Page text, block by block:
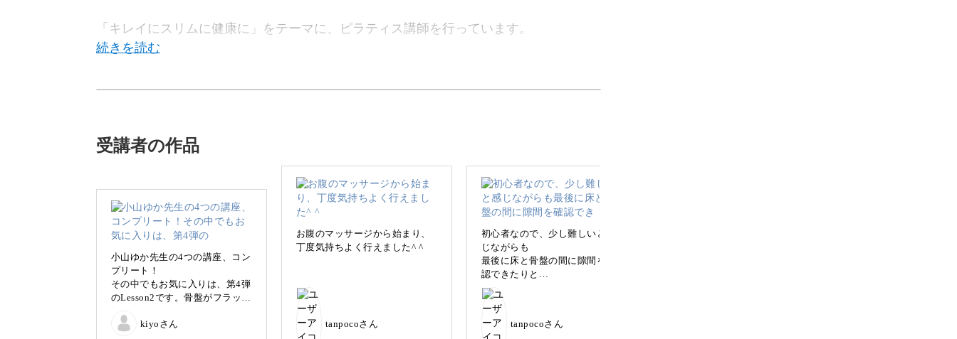
「キレイにスリムに健康に」をテーマに、ピラティス講師を行っています。
仕事・家事・育児など、日々忙しさに追われ、なかなかご自身のケアができずにいる方
は多いですよね。
1日のうちほんの10分だけ、ご自身のカラダと心に向き合う時間にしてみませんか？
ピラティスのゆったりとした動きで、カラダを日々のストレスから解放し、心まで満た
受講者の作品
小山ゆか先生の4つの講座、コン
プリート！
その中でもお気に入りは、第4弾
のLesson2です。骨盤がフラット
て、リピートしてます！
kiyoさん
お腹のマッサージから始まり、
丁度気持ちよく行えました^ ^
tanpocoさん
初心者なので、少し難しいと感
じながらも
最後に床と骨盤の間に隙間を確
認できたりと
、身体がスッキリした気がしま
した^ ^
tanpocoさん